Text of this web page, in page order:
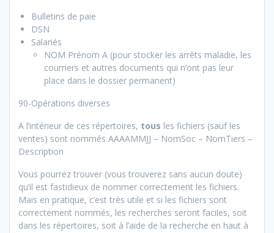
Bulletins de paie
DSN
Salariés
NOM Prénom A (pour stocker les arrêts maladie, les
courriers et autres documents qui n’ont pas leur
place dans le dossier permanent)
90-Opérations diverses
A l’intérieur de ces répertoires, tous les fichiers (sauf les
ventes) sont nommés AAAAMMJJ – NomSoc – NomTiers –
Description
Vous pourrez trouver (vous trouverez sans aucun doute)
qu’il est fastidieux de nommer correctement les fichiers.
Mais en pratique, c’est très utile et si les fichiers sont
correctement nommés, les recherches seront faciles, soit
dans les répertoires, soit à l’aide de la recherche en haut à